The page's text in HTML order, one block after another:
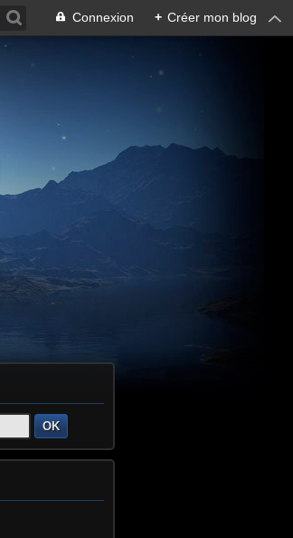
Connexion + Créer mon blog
OK